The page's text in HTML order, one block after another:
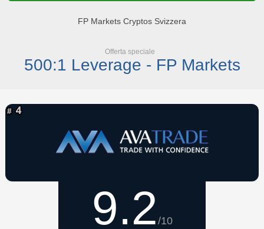
FP Markets Cryptos Svizzera
Offerta speciale
500:1 Leverage - FP Markets
9.2 /10